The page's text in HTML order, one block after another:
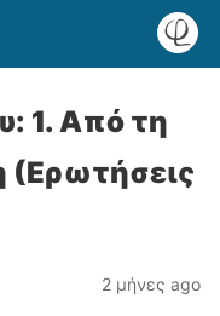
1. Από τη
2 μήνες ago